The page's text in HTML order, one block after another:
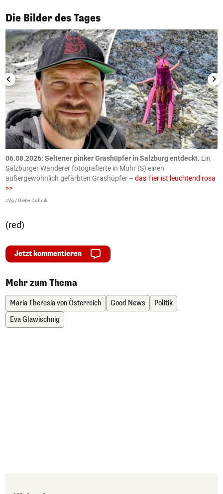
Die Bilder des Tages
1/50
06.08.2026: Seltener pinker Grashüpfer in Salzburg entdeckt. Ein
Salzburger Wanderer fotografierte in Muhr (S) einen
außergewöhnlich gefärbten Grashüpfer – das Tier ist leuchtend rosa
>>
zVg / Dieter Dobnik
(red)
Jetzt kommentieren
Mehr zum Thema
Maria Theresia von Österreich Good News
Politik
Eva Glawischnig